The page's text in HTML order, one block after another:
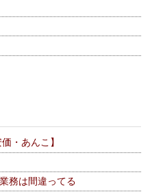
・あんこ】
務は間違ってる